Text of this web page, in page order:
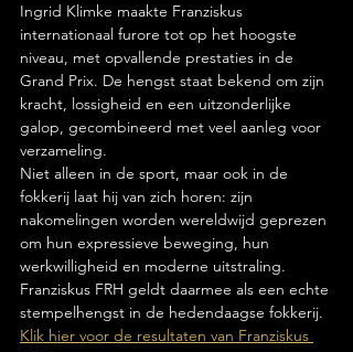
Ingrid Klimke maakte Franziskus
internationaal furore tot op het hoogste
niveau, met opvallende prestaties in de
Grand Prix. De hengst staat bekend om zijn
kracht, lossigheid en een uitzonderlijke
galop, gecombineerd met veel aanleg voor
verzameling.
Niet alleen in de sport, maar ook in de
fokkerij laat hij van zich horen: zijn
nakomelingen worden wereldwijd geprezen
om hun expressieve beweging, hun
werkwilligheid en moderne uitstraling.
Franziskus FRH geldt daarmee als een echte
stempelhengst in de hedendaagse fokkerij.
Klik hier voor de resultaten van Franziskus